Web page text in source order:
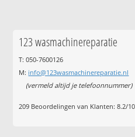
123 wasmachinereparatie
T: 050-7600126
M: info@123wasmachinereparatie.nl
(vermeld altijd je telefoonnummer)
209 Beoordelingen van Klanten:8.2/10